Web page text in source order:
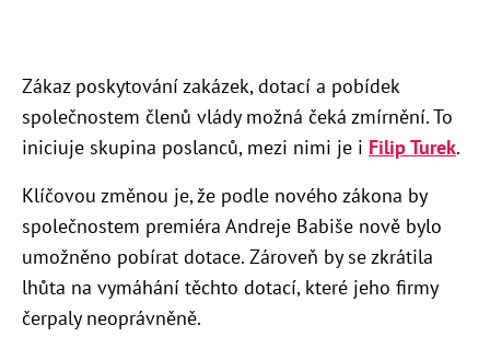
Zákaz poskytování zakázek, dotací a pobídek
společnostem členů vlády možná čeká zmírnění. To
iniciuje skupina poslanců, mezi nimi je i Filip Turek.
Klíčovou změnou je, že podle nového zákona by
společnostem premiéra Andreje Babiše nově bylo
umožněno pobírat dotace. Zároveň by se zkrátila
lhůta na vymáhání těchto dotací, které jeho firmy
čerpaly neoprávněně.